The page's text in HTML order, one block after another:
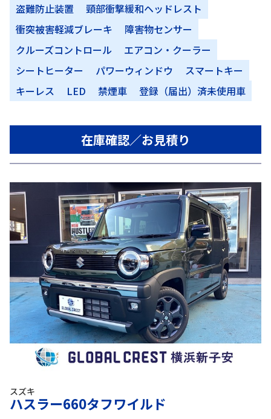
盗難防止装置
頸部衝撃緩和ヘッドレスト
衝突被害軽減ブレーキ
障害物センサー
クルーズコントロール
エアコン・クーラー
シートヒーター
パワーウィンドウ
スマートキー
キーレス
LED 禁煙車 登録（届出）済未使用車
在庫確認／お見積り
スズキ
ハスラー660タフワイルド